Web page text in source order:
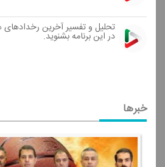
تحلیل و تفسیر آخرین
در این برنامه بشنوید.
خبرها